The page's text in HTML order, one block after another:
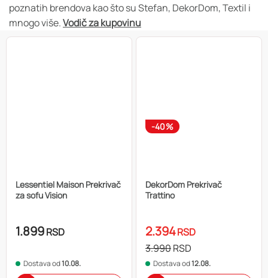
poznatih brendova kao što su Stefan, DekorDom, Textil i
mnogo više.Vodič za kupovinu
Lessentiel Maison Prekrivač
za sofu Vision
1.899RSD
Dostava od10.08.
-40%
DekorDom Prekrivač
Trattino
2.394RSD
3.990RSD
Dostava od12.08.